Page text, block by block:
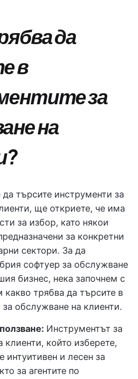
да
в
за
на
да търсите инструменти за
ще откриете, че има
за избор, като някои
за конкретни
сектори. За да
софтуер за обслужване
бизнес, нека започнем с
какво трябва да търсите в
обслужване на клиенти.
Инструментът за
клиенти, който изберете,
интуитивен и лесен за
за агентите по